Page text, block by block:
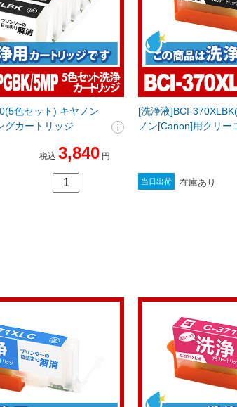
色セット) キヤノン
グカートリッジ
税込 3,840 円
[洗浄液]BCI-
ノン[Canon]用クリー
当日出荷 在庫あり